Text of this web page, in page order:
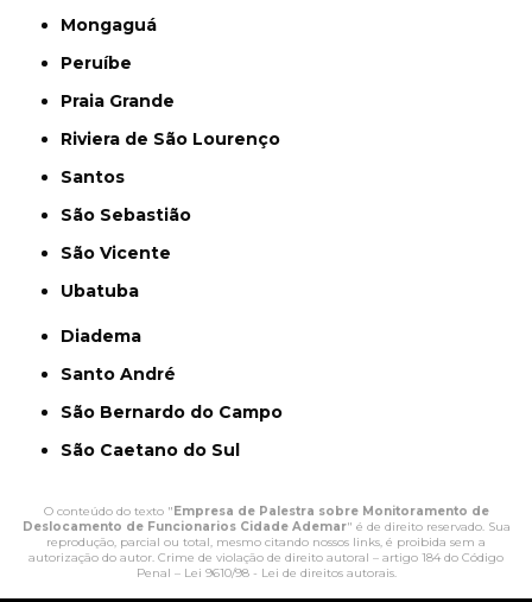
Mongaguá
Peruíbe
Praia Grande
Riviera de São Lourenço
Santos
São Sebastião
São Vicente
Ubatuba
Diadema
Santo André
São Bernardo do Campo
São Caetano do Sul
O conteúdo do texto " Empresa de Palestra sobre Monitoramento de
Deslocamento de Funcionarios Cidade Ademar" é de direito reservado. Sua
reprodução, parcial ou total, mesmo citando nossos links, é proibida sem a
autorização do autor. Crime de violação de direito autoral – artigo 184 do Código
Penal – Lei 9610/98 - Lei de direitos autorais.